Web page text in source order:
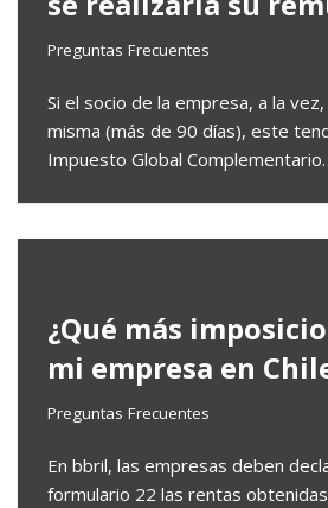
Preguntas Frecuentes
Si el socio de la empresa, a la
misma (más de 90 días), este
Impuesto Global
¿Qué más
mi empresa en
Preguntas Frecuentes
En bbril, las empresas deben
formulario 22 las rentas